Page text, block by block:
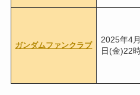
ガンダムファンクラブ
2025年4
日(金)22